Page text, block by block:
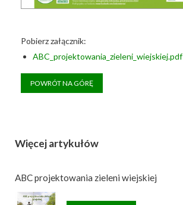
Pobierz załącznik:
ABC_projektowania_zieleni_wiejskiej.pdf
POWRÓT NA GÓRĘ
Więcej artykułów
ABC projektowania zieleni wiejskiej